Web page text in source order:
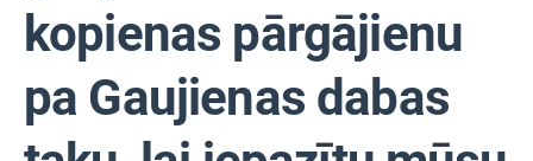
kopienas pārgājienu
pa Gaujienas dabas